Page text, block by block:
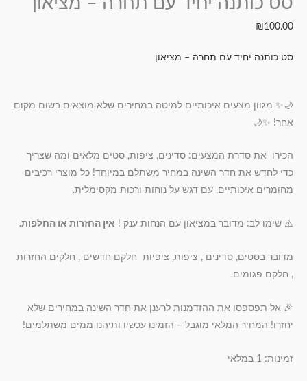
₪100.00
סט כותנה יחיד עם תחרה – מציאון
🌙✨ מגוון מצעים איכותיים למיטה במחירים שלא מוצאים בשום מקום
אחר! ✨🌙
הכירו את סדרת המצעים: סדינים, ציפות, סטים מלאים ומה שצריך
כדי לחדש את חדר השינה במחיר משתלם במיוחד! כל מוצרי רכיבים
מחומרים איכותיים, עם דגש על נוחות ורכות מקסימלית.
⚠️ שימו לב: מדובר במציאון עם הנחות ענק ! אין החזרות או החלפות.
מדובר בסטים, סדינים , ציפות, ציפיות חלקם חדשים , חלקים החזרות
, חלקם פגומים.
🎉 אל תפספסו את ההזדמנות לרענן את חדר השינה במחירים שלא
יחזרו! המחיר המלאי מוגבל – הזמינו עכשיו ותיהנו ממים משתלמים!
זמינות: 1 במלאי